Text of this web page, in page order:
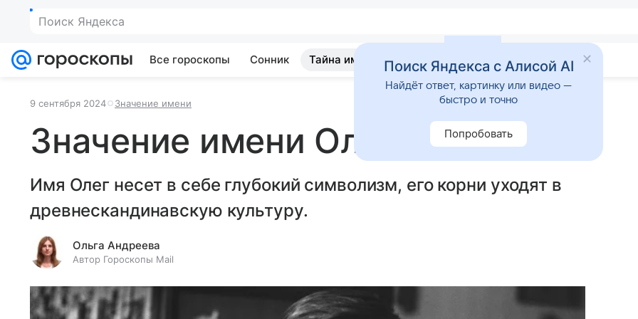
Поиск Яндекса
Все гороскопы Сонник Тайна имени Гадания Приметы
9 сентября 2024 Значение имени
Значение имени Олег
Имя Олег несет в себе глубокий символизм, его корни уходят в
древнескандинавскую культуру.
Ольга Андреева
Автор Гороскопы Mail
Поиск Яндекса с Алисой AI
Найдёт ответ, картинку или видео —
быстро и точно
Попробовать